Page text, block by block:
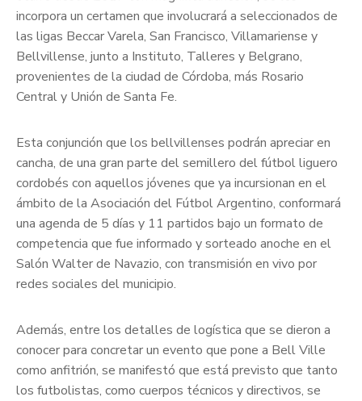
incorpora un certamen que involucrará a seleccionados de
las ligas Beccar Varela, San Francisco, Villamariense y
Bellvillense, junto a Instituto, Talleres y Belgrano,
provenientes de la ciudad de Córdoba, más Rosario
Central y Unión de Santa Fe.
Esta conjunción que los bellvillenses podrán apreciar en
cancha, de una gran parte del semillero del fútbol liguero
cordobés con aquellos jóvenes que ya incursionan en el
ámbito de la Asociación del Fútbol Argentino, conformará
una agenda de 5 días y 11 partidos bajo un formato de
competencia que fue informado y sorteado anoche en el
Salón Walter de Navazio, con transmisión en vivo por
redes sociales del municipio.
Además, entre los detalles de logística que se dieron a
conocer para concretar un evento que pone a Bell Ville
como anfitrión, se manifestó que está previsto que tanto
los futbolistas, como cuerpos técnicos y directivos, se